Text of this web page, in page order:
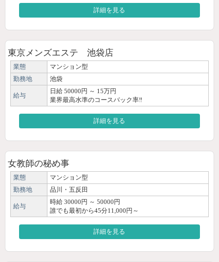
詳細を見る
東京メンズエステ 池袋店
業態
マンション型
勤務地
池袋
給与
日給 50000円 ～ 15万円
業界最高水準のコースバック率‼
詳細を見る
女教師の秘め事
業態
マンション型
勤務地
品川・五反田
給与
時給 30000円 ～ 50000円
誰でも最初から45分11,000円～
詳細を見る